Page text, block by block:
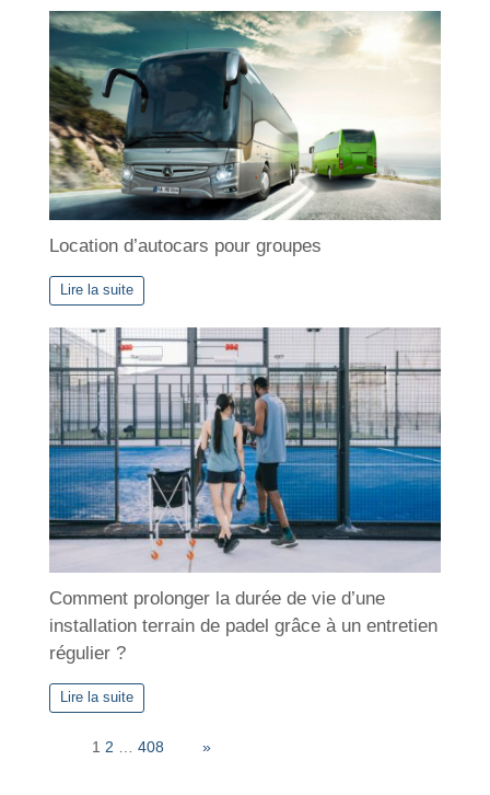
i
e
s
Location d’autocars pour groupes
Lire la suite
Comment prolonger la durée de vie d’une
installation terrain de padel grâce à un entretien
régulier ?
Lire la suite
1 2 408 »